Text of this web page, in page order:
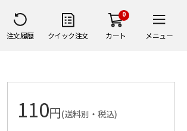
注文履歴 クイック注文
0
カート メニュー
110円(送料別・税込)